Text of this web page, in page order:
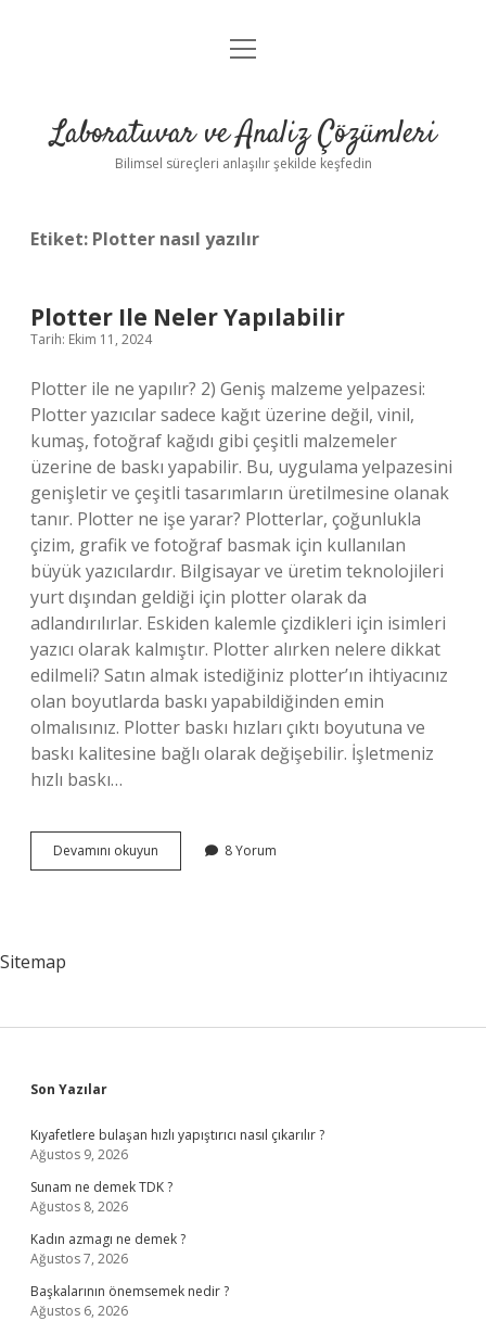
Anasayfa
Yasal Uyarı
menüyü
Laboratuvar ve Analiz Çözümleri
Bilimsel süreçleri anlaşılır şekilde keşfedin
Etiket: Plotter nasıl yazılır
Plotter Ile Neler Yapılabilir
Tarih: Ekim 11, 2024
Plotter ile ne yapılır? 2) Geniş malzeme yelpazesi:
Plotter yazıcılar sadece kağıt üzerine değil, vinil,
kumaş, fotoğraf kağıdı gibi çeşitli malzemeler
üzerine de baskı yapabilir. Bu, uygulama yelpazesini
genişletir ve çeşitli tasarımların üretilmesine olanak
tanır. Plotter ne işe yarar? Plotterlar, çoğunlukla
çizim, grafik ve fotoğraf basmak için kullanılan
büyük yazıcılardır. Bilgisayar ve üretim teknolojileri
yurt dışından geldiği için plotter olarak da
adlandırılırlar. Eskiden kalemle çizdikleri için isimleri
yazıcı olarak kalmıştır. Plotter alırken nelere dikkat
edilmeli? Satın almak istediğiniz plotter’ın ihtiyacınız
olan boyutlarda baskı yapabildiğinden emin
olmalısınız. Plotter baskı hızları çıktı boyutuna ve
baskı kalitesine bağlı olarak değişebilir. İşletmeniz
hızlı baskı…
Devamını okuyun
Ile
8 Yorum
Sitemap
Sidebar
Son Yazılar
Kıyafetlere bulaşan hızlı yapıştırıcı nasıl çıkarılır ?
Ağustos 9, 2026
Sunam ne demek TDK ?
Ağustos 8, 2026
Kadın azmagı ne demek ?
Ağustos 7, 2026
Başkalarının önemsemek nedir ?
Ağustos 6, 2026